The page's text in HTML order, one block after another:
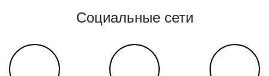
Социальные сети